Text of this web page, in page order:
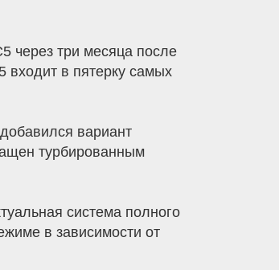
через три месяца после
входит в пятерку самых
вариант
турбированным
система полного
в зависимости от